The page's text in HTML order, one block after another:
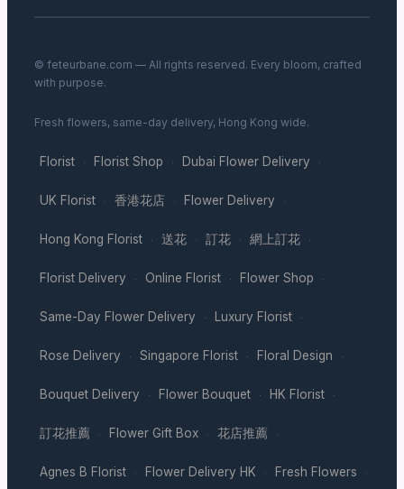
© feteurbane.com — All rights reserved. Every bloom, crafted
with purpose.
Fresh flowers, same-day delivery, Hong Kong wide.
Florist · Florist Shop · Dubai Flower Delivery ·
UK Florist · 香港花店 · Flower Delivery ·
Hong Kong Florist · 送花 · 訂花 · 網上訂花 ·
Florist Delivery · Online Florist · Flower Shop ·
Same-Day Flower Delivery · Luxury Florist ·
Rose Delivery · Singapore Florist · Floral Design ·
Bouquet Delivery · Flower Bouquet · HK Florist ·
訂花推薦 · Flower Gift Box · 花店推薦 ·
Agnes B Florist · Flower Delivery HK · Fresh Flowers ·